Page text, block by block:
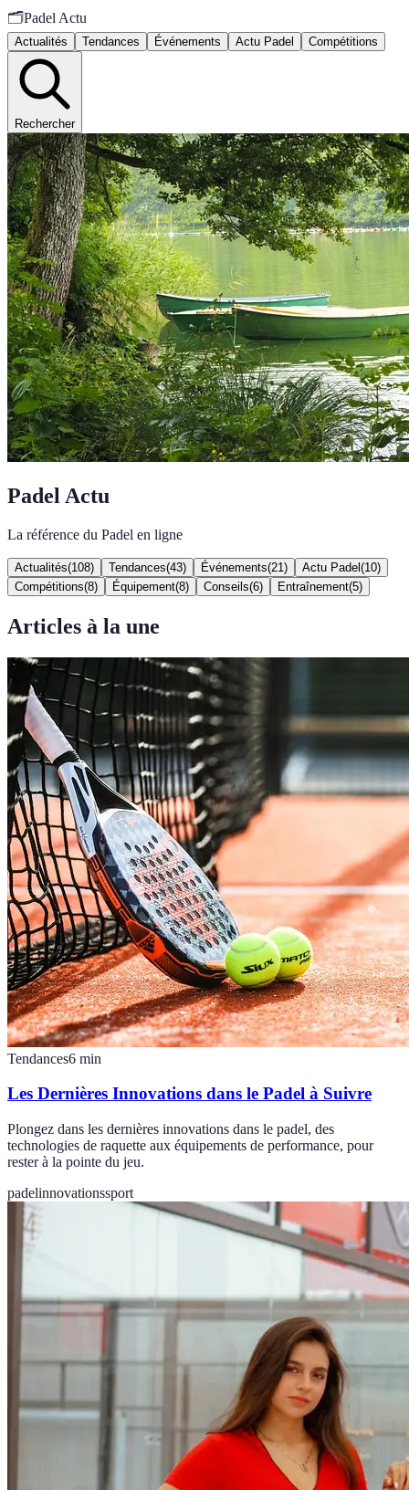
🗂️Padel Actu
Actualités Tendances Événements Actu Padel Compétitions
Rechercher
Padel Actu
La référence du Padel en ligne
Actualités(108) Tendances(43) Événements(21 ) Actu Padel (10)
Compétitions(8) Équipement(8) Conseils(6) Entraînement(5)
Articles à la une
Tendances6 min
Les Dernières Innovations dans le Padel à Suivre
Plongez dans les dernières innovations dans le padel, des
technologies de raquette aux équipements de performance, pour
rester à la pointe du jeu.
padelinnovationssport